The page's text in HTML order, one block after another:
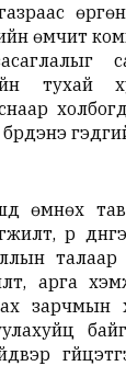
өмчит
тухай
өмнөх
үр
талаар
арга
зарчмын